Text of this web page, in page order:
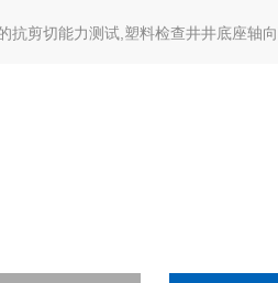
抗剪切能力测试,塑料检查井井底座轴